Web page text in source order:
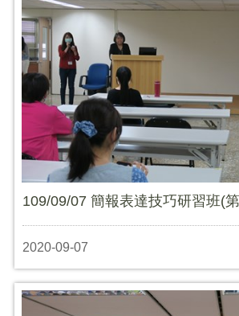
109/09/07 簡報表達技巧研習班(
2020-09-07